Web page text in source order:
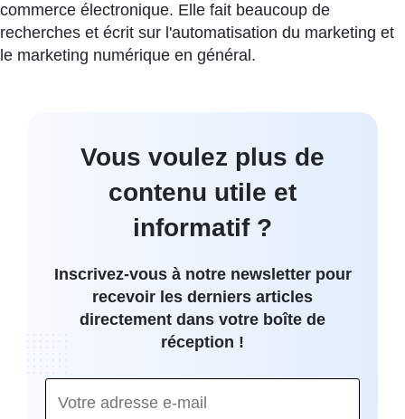
commerce électronique. Elle fait beaucoup de
recherches et écrit sur l'automatisation du marketing et
le marketing numérique en général.
Vous voulez plus de
contenu utile et
informatif ?
Inscrivez-vous à notre newsletter pour
recevoir les derniers articles
directement dans votre boîte de
réception !